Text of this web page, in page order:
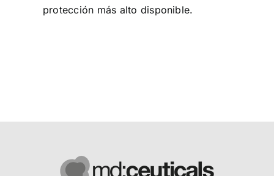
protección más alto disponible.